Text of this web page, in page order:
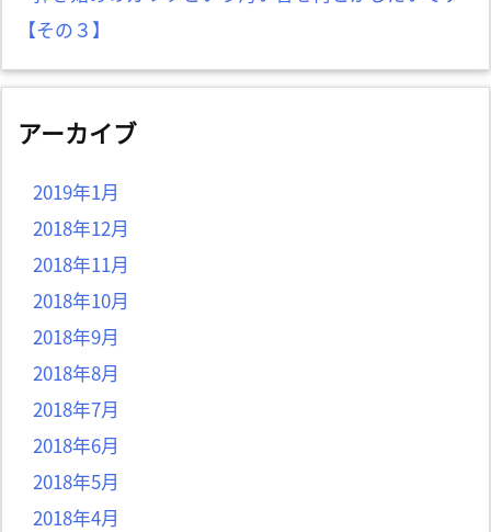
【その３】
アーカイブ
2019年1月
2018年12月
2018年11月
2018年10月
2018年9月
2018年8月
2018年7月
2018年6月
2018年5月
2018年4月